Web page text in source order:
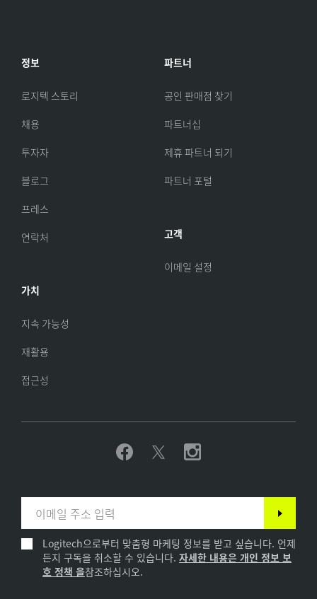
정보
로지텍 스토리
채용
투자자
블로그
프레스
연락처
가치
지속 가능성
재활용
접근성
파트너
공인 판매점 찾기
파트너십
제휴 파트너 되기
파트너 포털
고객
이메일 설정
Logitech으로부터 맞춤형 마케팅 정보를 받고 싶습니다. 언제
든지 구독을 취소할 수 있습니다. 자세한 내용은 개인 정보 보
호 정책 을참조하십시오.